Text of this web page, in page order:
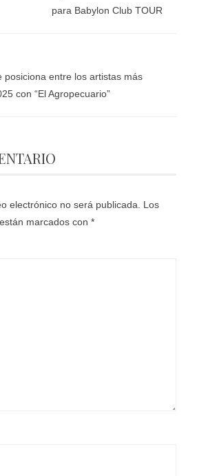
para Babylon Club TOUR
posiciona entre los artistas más
con “El Agropecuario”
electrónico no será publicada. Los
marcados con *